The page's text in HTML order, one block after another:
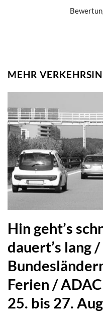
MEHR
Hin geht’s
dauert’s lang
Ferien /
25. bis 27.